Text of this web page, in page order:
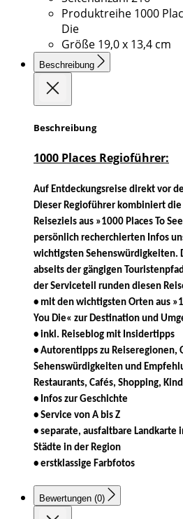
Produktreihe 1000
Die
Größe 19,0 x 13,4 cm
Beschreibung
Beschreibung
1000 Places Regioführer:
Auf Entdeckungsreise direkt vor
Dieser Regioführer kombiniert
Reiseziels aus »1000 Places To
persönlich recherchierten Infos
wichtigsten Sehenswürdigkeiten.
abseits der gängigen
der Serviceteil runden diesen
• mit den wichtigsten Orten aus
You Die« zur Destination und
• inkl. Reiseblog mit Insidertipps
• Autorentipps zu Reiseregionen,
Sehenswürdigkeiten und
Restaurants, Cafés, Shopping,
• Infos zur Geschichte
• Service von A bis Z
• separate, ausfaltbare
Städte in der Region
• erstklassige Farbfotos
Bewertungen (0)